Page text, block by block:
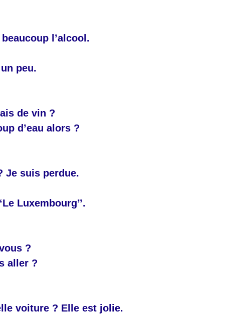
l’alcool.
peu.
de vin ?
d’eau alors ?
Je suis perdue.
Luxembourg’’.
?
aller ?
voiture ? Elle est jolie.